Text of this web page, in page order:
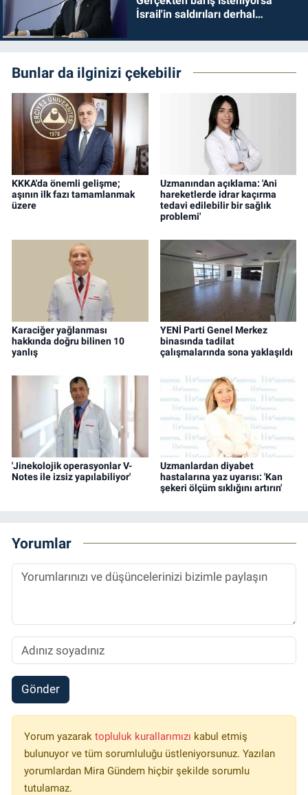
İsrail'in saldırıları derhal
Bunlar da ilginizi çekebilir
KKKA'da önemli gelişme;
aşının ilk fazı tamamlanmak
üzere
Uzmanından açıklama: 'Ani
hareketlerde idrar kaçırma
tedavi edilebilir bir sağlık
problemi'
Karaciğer yağlanması
hakkında doğru bilinen 10
yanlış
YENİ Parti Genel Merkez
binasında tadilat
çalışmalarında sona yaklaşıldı
'Jinekolojik operasyonlar V-
Notes ile izsiz yapılabiliyor'
Uzmanlardan diyabet
hastalarına yaz uyarısı: 'Kan
şekeri ölçüm sıklığını artırın'
Yorumlar
Gönder
Yorum yazarak topluluk kurallarımızı kabul etmiş
bulunuyor ve tüm sorumluluğu üstleniyorsunuz. Yazılan
yorumlardan Mira Gündem hiçbir şekilde sorumlu
tutulamaz.